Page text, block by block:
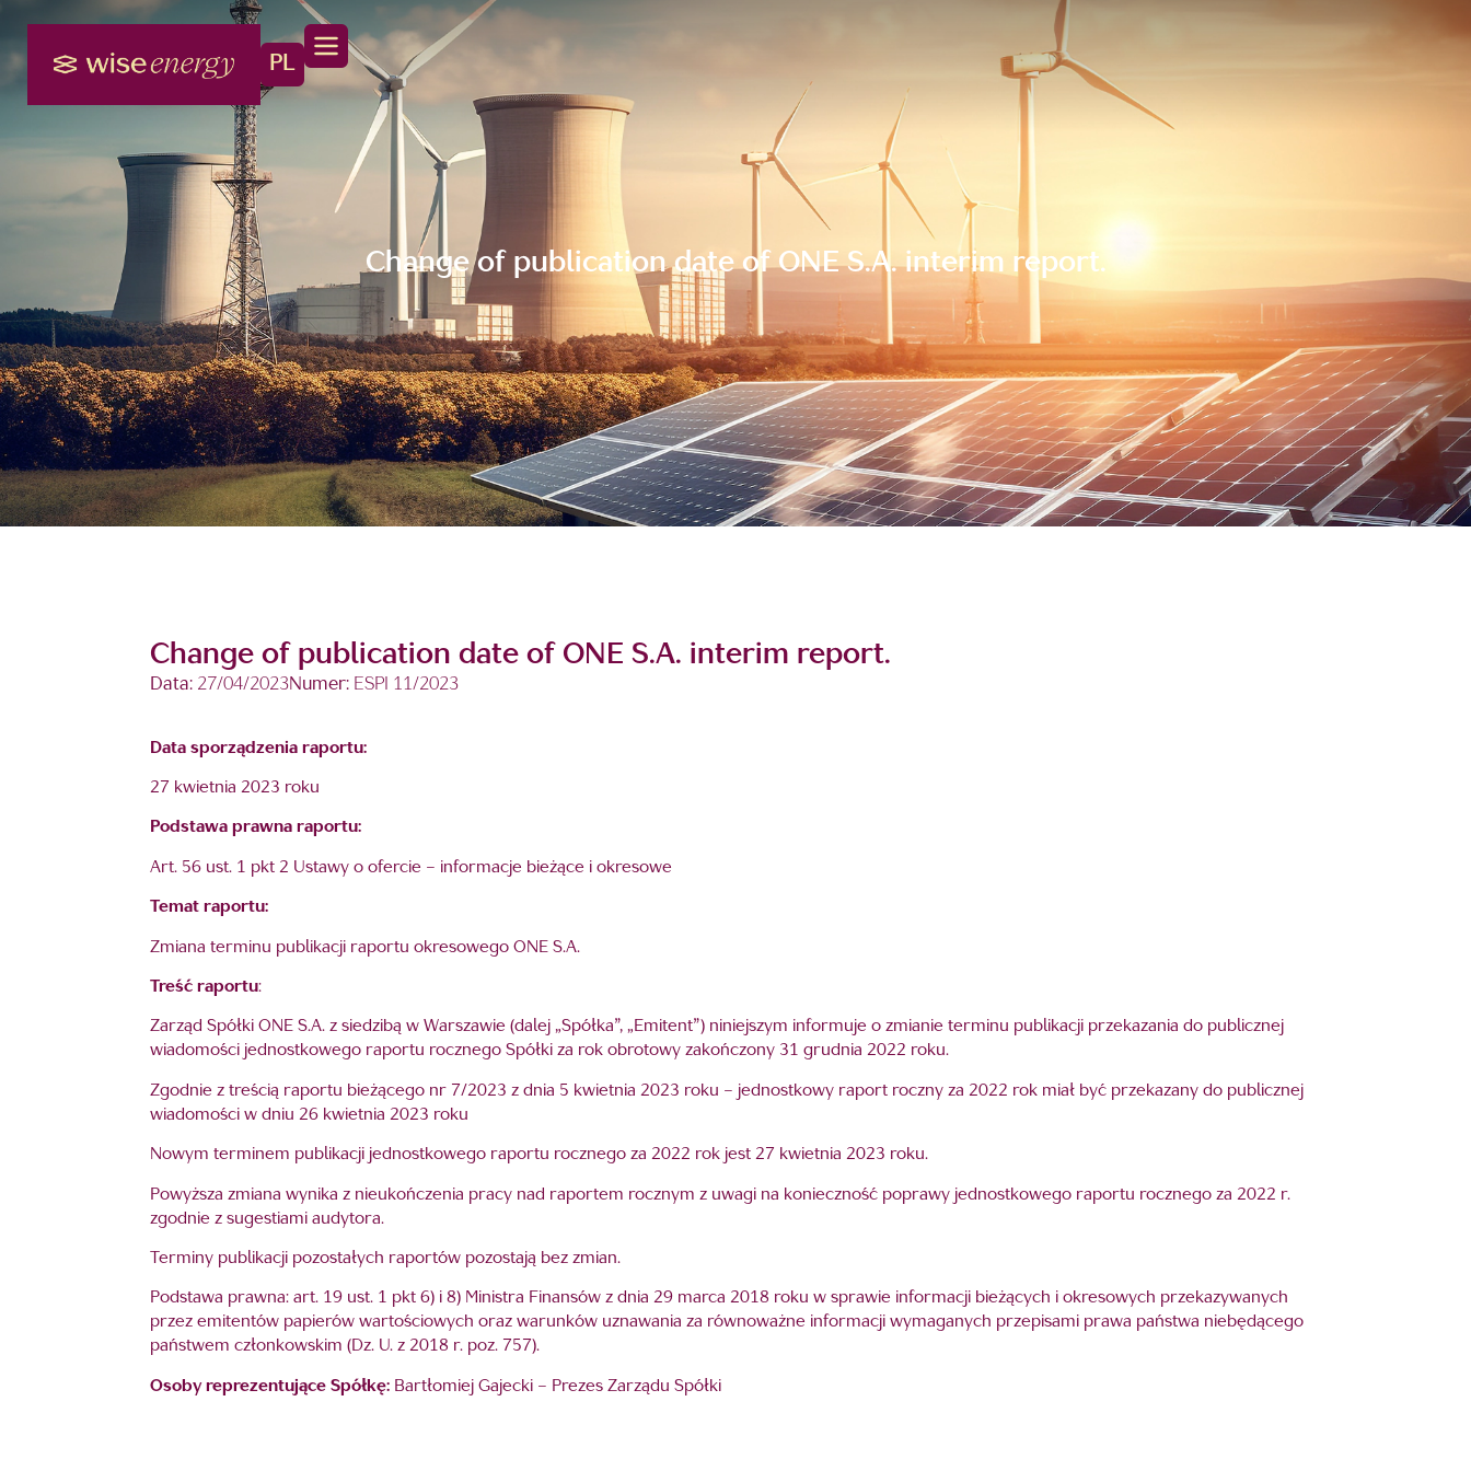
PL
Change of publication date of ONE S.A. interim report.
Change of publication date of ONE S.A. interim report.
Data: 27/04/2023Numer: ESPI 11/2023
Data sporządzenia raportu:
27 kwietnia 2023 roku
Podstawa prawna raportu:
Art. 56 ust. 1 pkt 2 Ustawy o ofercie – informacje bieżące i okresowe
Temat raportu:
Zmiana terminu publikacji raportu okresowego ONE S.A.
Treść raportu:
Zarząd Spółki ONE S.A. z siedzibą w Warszawie (dalej „Spółka”, „Emitent”) niniejszym informuje o zmianie terminu publikacji przekazania do publicznej
wiadomości jednostkowego raportu rocznego Spółki za rok obrotowy zakończony 31 grudnia 2022 roku.
Zgodnie z treścią raportu bieżącego nr 7/2023 z dnia 5 kwietnia 2023 roku – jednostkowy raport roczny za 2022 rok miał być przekazany do publicznej
wiadomości w dniu 26 kwietnia 2023 roku
Nowym terminem publikacji jednostkowego raportu rocznego za 2022 rok jest 27 kwietnia 2023 roku.
Powyższa zmiana wynika z nieukończenia pracy nad raportem rocznym z uwagi na konieczność poprawy jednostkowego raportu rocznego za 2022 r.
zgodnie z sugestiami audytora.
Terminy publikacji pozostałych raportów pozostają bez zmian.
Podstawa prawna: art. 19 ust. 1 pkt 6) i 8) Ministra Finansów z dnia 29 marca 2018 roku w sprawie informacji bieżących i okresowych przekazywanych
przez emitentów papierów wartościowych oraz warunków uznawania za równoważne informacji wymaganych przepisami prawa państwa niebędącego
państwem członkowskim (Dz. U. z 2018 r. poz. 757).
Osoby reprezentujące Spółkę: Bartłomiej Gajecki – Prezes Zarządu Spółki